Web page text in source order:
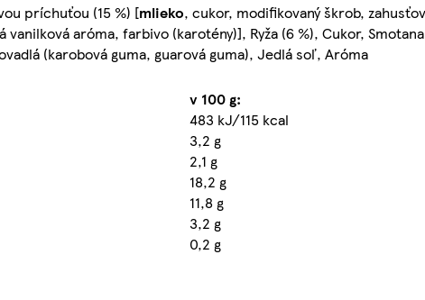
príchuťou (15 %) [mlieko, cukor, modifikovaný škrob,
aróma, farbivo (karotény)], Ryža (6 %), Cukor,
(karobová guma, guarová guma), Jedlá soľ, Aróma
v 100 g:
483 kJ/115 kcal
3,2 g
2,1 g
18,2 g
11,8 g
3,2 g
0,2 g